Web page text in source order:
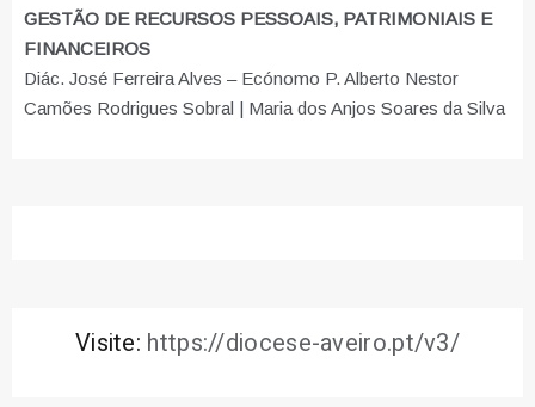
GESTÃO DE RECURSOS PESSOAIS, PATRIMONIAIS E
FINANCEIROS
Diác. José Ferreira Alves – Ecónomo P. Alberto Nestor
Camões Rodrigues Sobral | Maria dos Anjos Soares da Silva
Visite: https://diocese-aveiro.pt/v3/